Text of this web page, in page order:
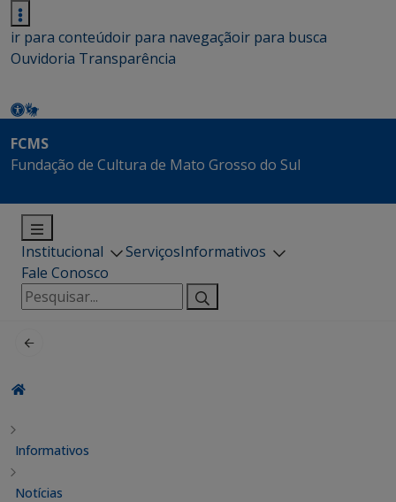
ir para conteúdoir para navegaçãoir para busca
Ouvidoria Transparência
FCMS
Fundação de Cultura de Mato Grosso do Sul
Institucional ServiçosInformativos
Fale Conosco
Pesquisar
por:
Informativos
Notícias